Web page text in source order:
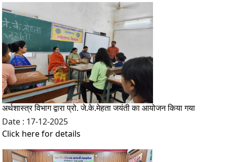
अर्थशास्त्र विभाग द्वारा प्रो. जे.के.मेहता जयंती का आयोजन किया गया
Date : 17-12-2025
Click here for details